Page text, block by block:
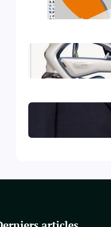
Mon
Le
de